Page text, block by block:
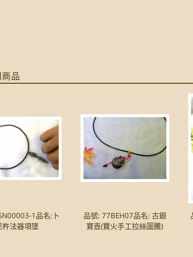
品
1品名:卜
杵法器項墜
品號: 77BEH07品名: 古銀
寶壺(寶火手工拉絲圖騰)